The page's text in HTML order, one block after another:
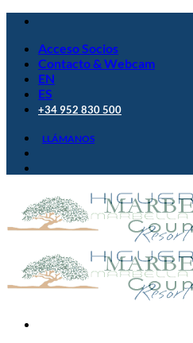
Saltar
contenidoAcceso Socios
Contacto & Webcam
EN
ES
+34 952 830 500
LLÁMANOS